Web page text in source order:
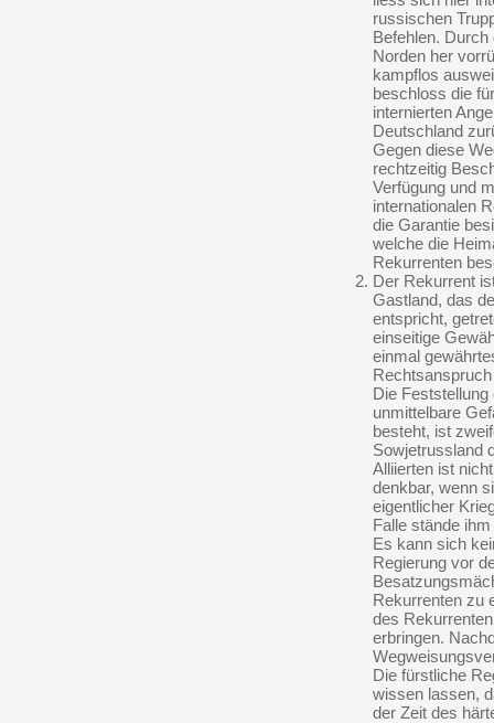
russischen
Befehlen. Durch
Norden her
kampflos
beschloss die
internierten
Deutschland
Gegen diese
rechtzeitig
Verfügung und
internationalen
die Garantie
welche die
Rekurrenten
Der Rekurrent
Gastland, das
entspricht,
einseitige
einmal
Die
unmittelbare
besteht, ist
Sowjetrussland
Alliierten ist
denkbar, wenn
eigentlicher
Falle stände
Es kann sich
Regierung vor
Rekurrenten zu
des
erbringen.
Die fürstliche
wissen lassen,
der Zeit des